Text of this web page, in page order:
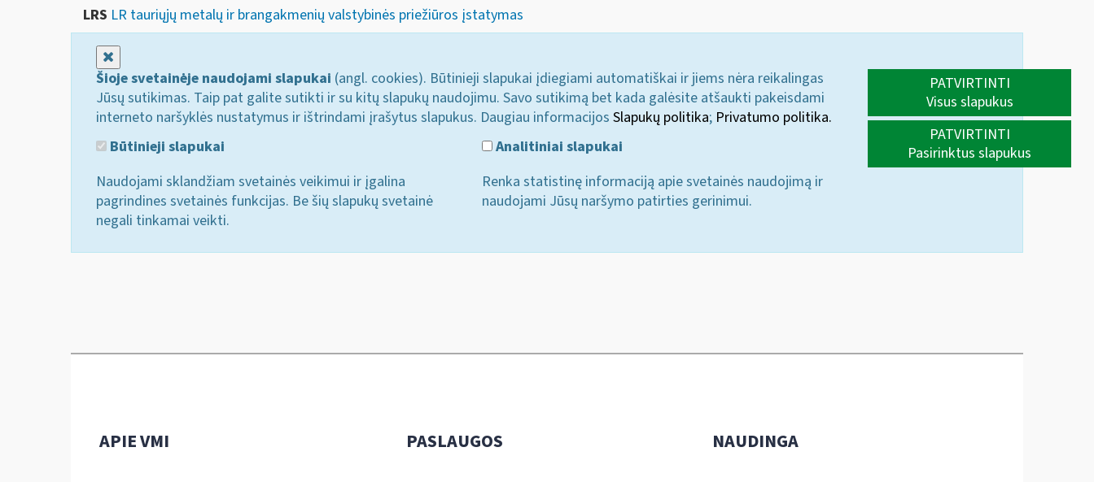
LRS LR tauriųjų metalų ir brangakmenių valstybinės priežiūros įstatymas
Šioje svetainėje naudojami slapukai (angl. cookies). Būtinieji slapukai įdiegiami automatiškai ir jiems nėra reikalingas
Jūsų sutikimas. Taip pat galite sutikti ir su kitų slapukų naudojimu. Savo sutikimą bet kada galėsite atšaukti pakeisdami
interneto naršyklės nustatymus ir ištrindami įrašytus slapukus. Daugiau informacijos Slapukų politika; Privatumo politika.
Būtinieji slapukai
Naudojami sklandžiam svetainės veikimui ir įgalina
pagrindines svetainės funkcijas. Be šių slapukų svetainė
negali tinkamai veikti.
Analitiniai slapukai
Renka statistinę informaciją apie svetainės naudojimą ir
naudojami Jūsų naršymo patirties gerinimui.
PATVIRTINTI
Visus slapukus
PATVIRTINTI
Pasirinktus slapukus
APIE VMI PASLAUGOS NAUDINGA